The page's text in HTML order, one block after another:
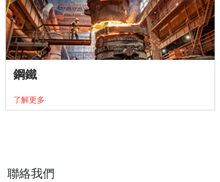
鋼鐵
了解更多
聯絡我們